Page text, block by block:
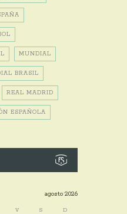
MUNDIAL
BRASIL
REAL MADRID
ESPAÑOLA
agosto 2026
V S D